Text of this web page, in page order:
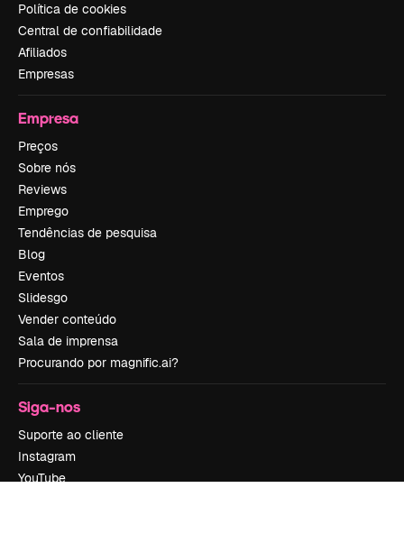
Política de cookies
Central de confiabilidade
Afiliados
Empresas
Empresa
Preços
Sobre nós
Reviews
Emprego
Tendências de pesquisa
Blog
Eventos
Slidesgo
Vender conteúdo
Sala de imprensa
Procurando por magnific.ai?
Siga-nos
Suporte ao cliente
Instagram
YouTube